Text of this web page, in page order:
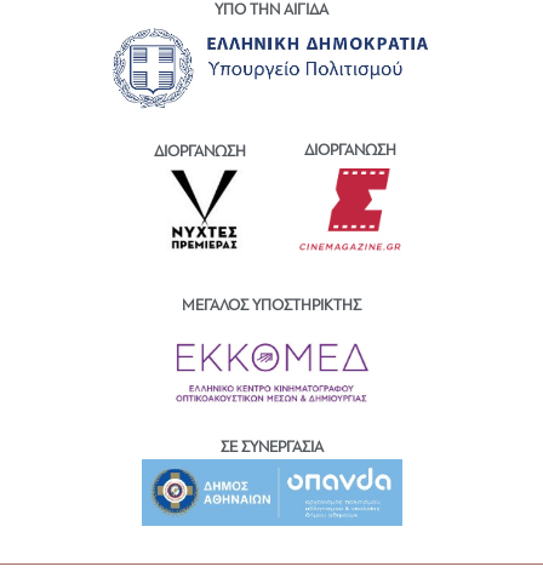
ΥΠΟ ΤΗΝ ΑΙΓΙΔΑ
ΔΙΟΡΓΑΝΩΣΗ ΔΙΟΡΓΑΝΩΣΗ
ΜΕΓΑΛΟΣ ΥΠΟΣΤΗΡΙΚΤΗΣ
ΣΕ ΣΥΝΕΡΓΑΣΙΑ